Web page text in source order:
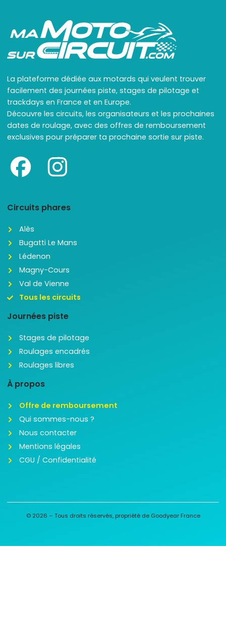
La plateforme dédiée aux motards qui veulent trouver
facilement des journées piste, stages de pilotage et
trackdays en France et en Europe.
Découvre les circuits, les organisateurs et les prochaines
dates de roulage, avec des offres de remboursement
exclusives pour préparer ta prochaine sortie sur piste.
Circuits phares
Alès
Bugatti Le Mans
Lédenon
Magny-Cours
Val de Vienne
Tous les circuits
Journées piste
Stages de pilotage
Roulages encadrés
Roulages libres
À propos
Offre de remboursement
Qui sommes-nous ?
Nous contacter
Mentions légales
CGU / Confidentialité
© 2026 – Tous droits réservés, propriété de Goodyear France